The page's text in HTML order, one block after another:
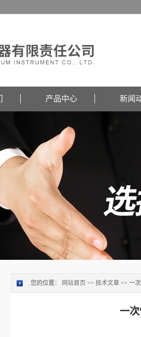
产品中心 新闻
您的位置： 网站首页 >> 技术文章 >> 一
一